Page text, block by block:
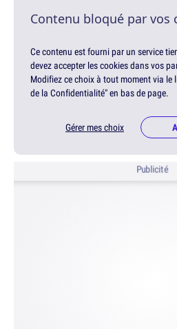
Contenu bloqué par vos
Ce contenu est fourni par un service
devez accepter les cookies dans vos
Modifiez ce choix à tout moment via le
de la Confidentialité" en bas de page.
Gérer mes choix
Publicité